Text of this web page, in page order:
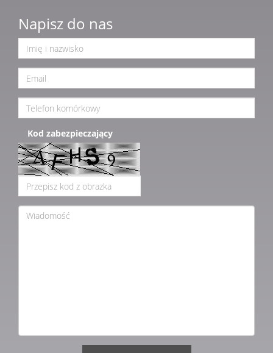
Napisz do nas
Kod zabezpieczający